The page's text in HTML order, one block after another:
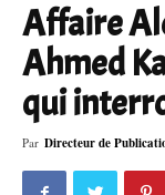
Affaire
Ahmed
qui
Par Directeur de